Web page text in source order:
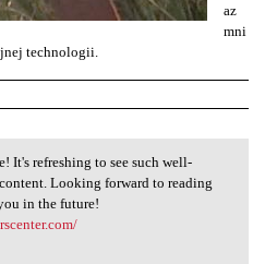
az
mni
technologii.
It's
It's refreshing to see such well-
Looking forward to reading
in the future!